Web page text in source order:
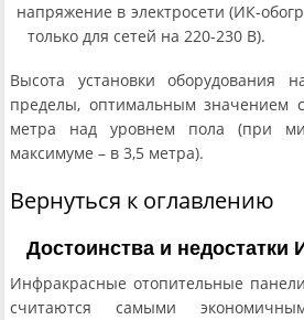
напряжение в электросети (ИК-
только для сетей на 220-230 В).
Высота установки оборудования
пределы, оптимальным значением
метра над уровнем пола (при
максимуме – в 3,5 метра).
Вернуться к оглавлению
Достоинства и недостатки
Инфракрасные отопительные
считаются самыми